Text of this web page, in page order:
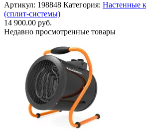
Артикул: 198848 Категория: Настенные
(сплит-системы)
14 900.00 руб.
Недавно просмотренные товары